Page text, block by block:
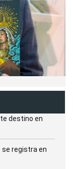
destino en
se registra en